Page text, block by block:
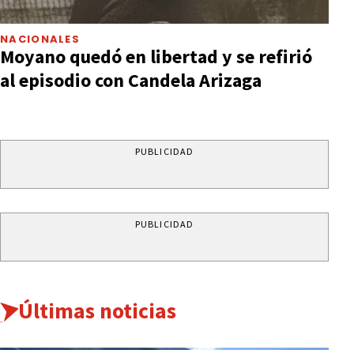
NACIONALES
Moyano quedó en libertad y se refirió
al episodio con Candela Arizaga
PUBLICIDAD
PUBLICIDAD
Últimas noticias